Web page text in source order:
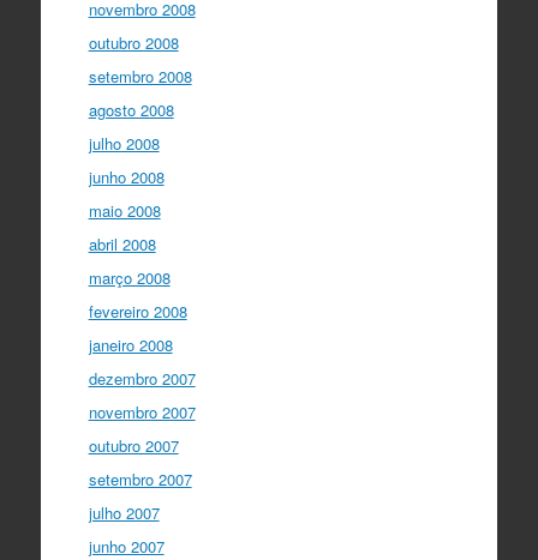
novembro 2008
outubro 2008
setembro 2008
agosto 2008
julho 2008
junho 2008
maio 2008
abril 2008
março 2008
fevereiro 2008
janeiro 2008
dezembro 2007
novembro 2007
outubro 2007
setembro 2007
julho 2007
junho 2007